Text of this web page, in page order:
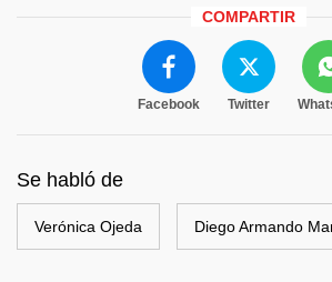
COMPARTIR
Facebook Twitter
Se habló de
Verónica Ojeda Diego Armando